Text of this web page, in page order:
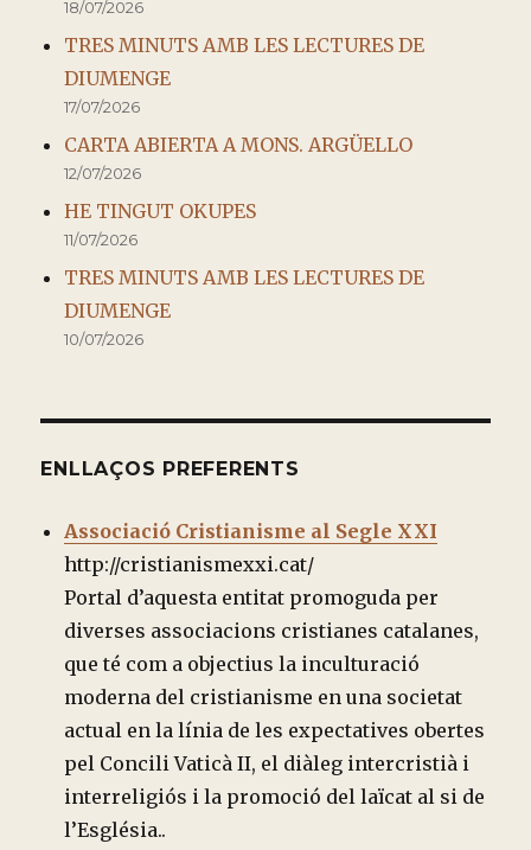
18/07/2026
TRES MINUTS AMB LES LECTURES DE
DIUMENGE
17/07/2026
CARTA ABIERTA A MONS. ARGÜELLO
12/07/2026
HE TINGUT OKUPES
11/07/2026
TRES MINUTS AMB LES LECTURES DE
DIUMENGE
10/07/2026
ENLLAÇOS PREFERENTS
Associació Cristianisme al Segle XXI
http://cristianismexxi.cat/
Portal d’aquesta entitat promoguda per
diverses associacions cristianes catalanes,
que té com a objectius la inculturació
moderna del cristianisme en una societat
actual en la línia de les expectatives obertes
pel Concili Vaticà II, el diàleg intercristià i
interreligiós i la promoció del laïcat al si de
l’Església..